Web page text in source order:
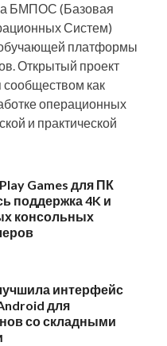
БМПОС (Базовая
Систем)
обучающей платформы
Открытый проект
как
операционных
и практической
Games для ПК
поддержка 4K и
консольных
интерфейс
для
со складными